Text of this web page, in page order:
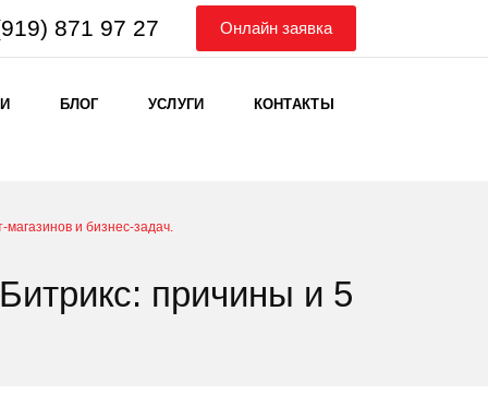
871 97 27 Онлайн заявка
БЛОГ УСЛУГИ КОНТАКТЫ
и бизнес-задач.
причины и 5